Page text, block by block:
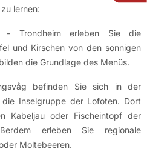
lernen:
- Trondheim erleben Sie die
und Kirschen von den sonnigen
die Grundlage des Menüs.
befinden Sie sich in der
Inselgruppe der Lofoten. Dort
Kabeljau oder Fischeintopf der
erleben Sie regionale
Moltebeeren.